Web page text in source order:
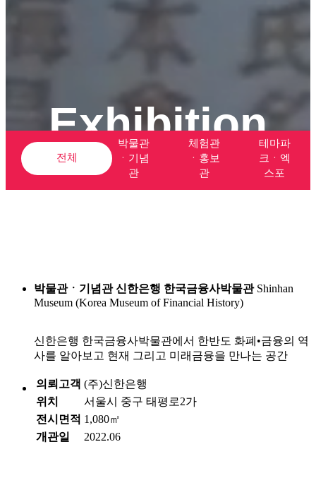
Exhibition
Design
전체
박물관
ㆍ기념
관
체험관
ㆍ홍보
관
테마파
크ㆍ엑
스포
박물관ㆍ기념관 신한은행 한국금융사박물관 Shinhan
Museum (Korea Museum of Financial History)
신한은행 한국금융사박물관에서 한반도 화폐•금융의 역
사를 알아보고 현재 그리고 미래금융을 만나는 공간
의뢰고객 (주)신한은행
위치
서울시 중구 태평로2가
전시면적 1,080㎡
개관일
2022.06